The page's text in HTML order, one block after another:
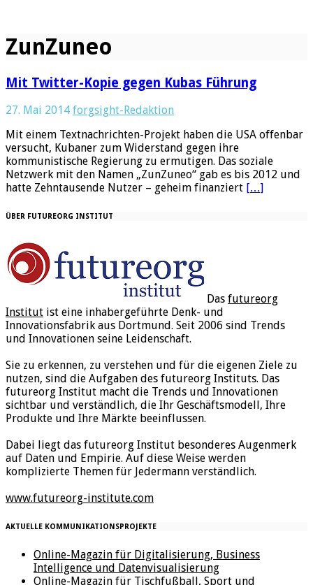
ZunZuneo
Mit Twitter-Kopie gegen Kubas Führung
27. Mai 2014 forgsight-Redaktion
Mit einem Textnachrichten-Projekt haben die USA offenbar
versucht, Kubaner zum Widerstand gegen ihre
kommunistische Regierung zu ermutigen. Das soziale
Netzwerk mit den Namen „ZunZuneo“ gab es bis 2012 und
hatte Zehntausende Nutzer – geheim finanziert […]
ÜBER FUTUREORG INSTITUT
Das futureorg
Institut ist eine inhabergeführte Denk- und
Innovationsfabrik aus Dortmund. Seit 2006 sind Trends
und Innovationen seine Leidenschaft.
Sie zu erkennen, zu verstehen und für die eigenen Ziele zu
nutzen, sind die Aufgaben des futureorg Instituts. Das
futureorg Institut macht die Trends und Innovationen
sichtbar und verständlich, die Ihr Geschäftsmodell, Ihre
Produkte und Ihre Märkte beeinflussen.
Dabei liegt das futureorg Institut besonderes Augenmerk
auf Daten und Empirie. Auf diese Weise werden
komplizierte Themen für Jedermann verständlich.
www.futureorg-institute.com
AKTUELLE KOMMUNIKATIONSPROJEKTE
Online-Magazin für Digitalisierung, Business
Intelligence und Datenvisualisierung
Online-Magazin für Tischfußball, Sport und